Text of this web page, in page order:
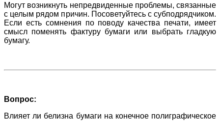
Могут возникнуть непредвиденные проблемы, связанные
с целым рядом причин. Посоветуйтесь с субподрядчиком.
Если есть сомнения по поводу качества печати, имеет
смысл поменять фактуру бумаги или выбрать гладкую
бумагу.
Вопрос:
Влияет ли белизна бумаги на конечное полиграфическое